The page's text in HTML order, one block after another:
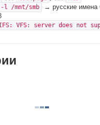
l /mnt/smb → русские имена
VFS: server does not